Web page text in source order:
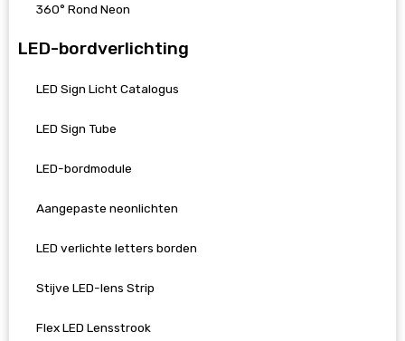
360° Rond Neon
LED-bordverlichting
LED Sign Licht Catalogus
LED Sign Tube
LED-bordmodule
Aangepaste neonlichten
LED verlichte letters borden
Stijve LED-lens Strip
Flex LED Lensstrook